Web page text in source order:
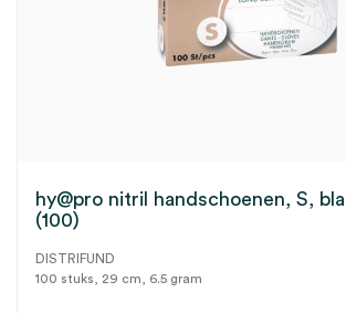
hy@pro nitril handschoenen, S,
(100)
DISTRIFUND
100 stuks, 29 cm, 6.5 gram